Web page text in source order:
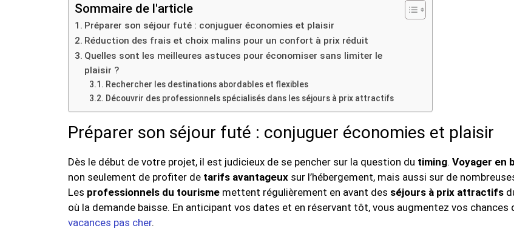
Sommaire de l'article
Préparer son séjour futé : conjuguer économies et plaisir
Réduction des frais et choix malins pour un confort à prix réduit
Quelles sont les meilleures astuces pour économiser sans limiter le
plaisir ?
Rechercher les destinations abordables et flexibles
Découvrir des professionnels spécialisés dans les séjours à prix attractifs
Préparer son séjour futé : conjuguer économies et plaisir
Dès le début de votre projet, il est judicieux de se pencher sur la question du timing. Voyager en
non seulement de profiter de tarifs avantageux sur l’hébergement, mais aussi sur de
Les professionnels du tourisme mettent régulièrement en avant des séjours à prix attractifs
où la demande baisse. En anticipant vos dates et en réservant tôt, vous augmentez vos chances
vacances pas cher.